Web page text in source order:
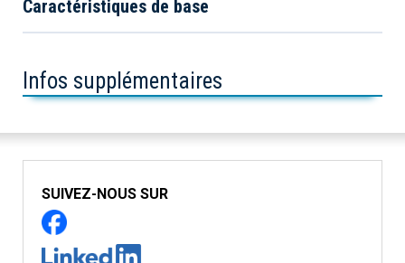
Caractéristiques de base
Infos supplémentaires
SUIVEZ-NOUS SUR